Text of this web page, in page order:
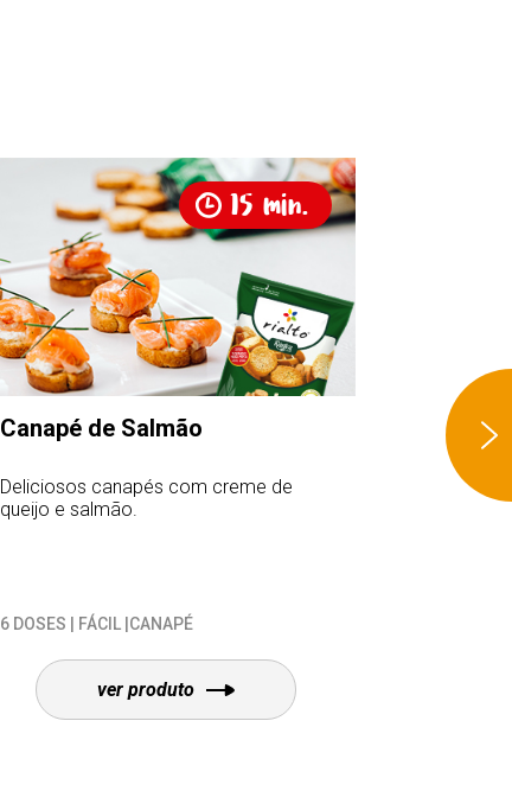
15 min.
Canapé de Salmão
Deliciosos canapés com creme de
queijo e salmão.
6 DOSES | FÁCIL |CANAPÉ
ver produto
Ideal